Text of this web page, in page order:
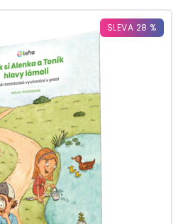
SLEVA 28 %